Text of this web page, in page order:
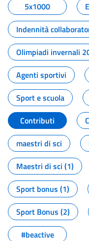
5x1000
Indennità
Olimpiadi invernali
Agenti sportivi
Sport e scuola
Contributi
maestri di sci
Maestri di sci (1)
Sport bonus (1)
Sport Bonus (2)
#beactive